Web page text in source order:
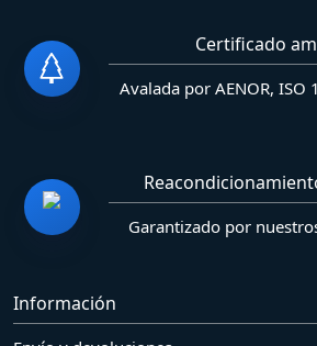
Certificado
Avalada por AENOR,
Garantizado por
Información